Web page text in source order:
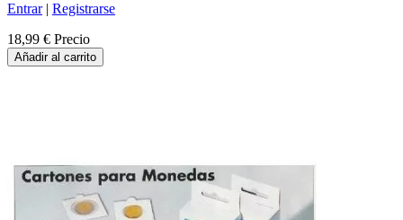
Entrar| Registrarse
18,99 € Precio
Añadir al carrito